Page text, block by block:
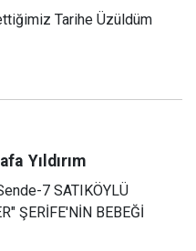
Tarihe Üzüldüm
Yıldırım
7 SATIKÖYLÜ
ŞERİFE'NİN BEBEĞİ